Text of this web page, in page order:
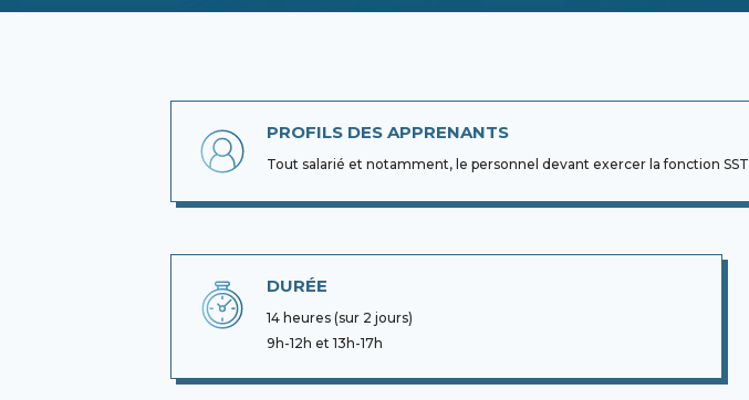
PROFILS DES APPRENANTS
Tout salarié et notamment, le personnel devant exercer la fonction SST
DURÉE
14 heures (sur 2 jours)
9h-12h et 13h-17h